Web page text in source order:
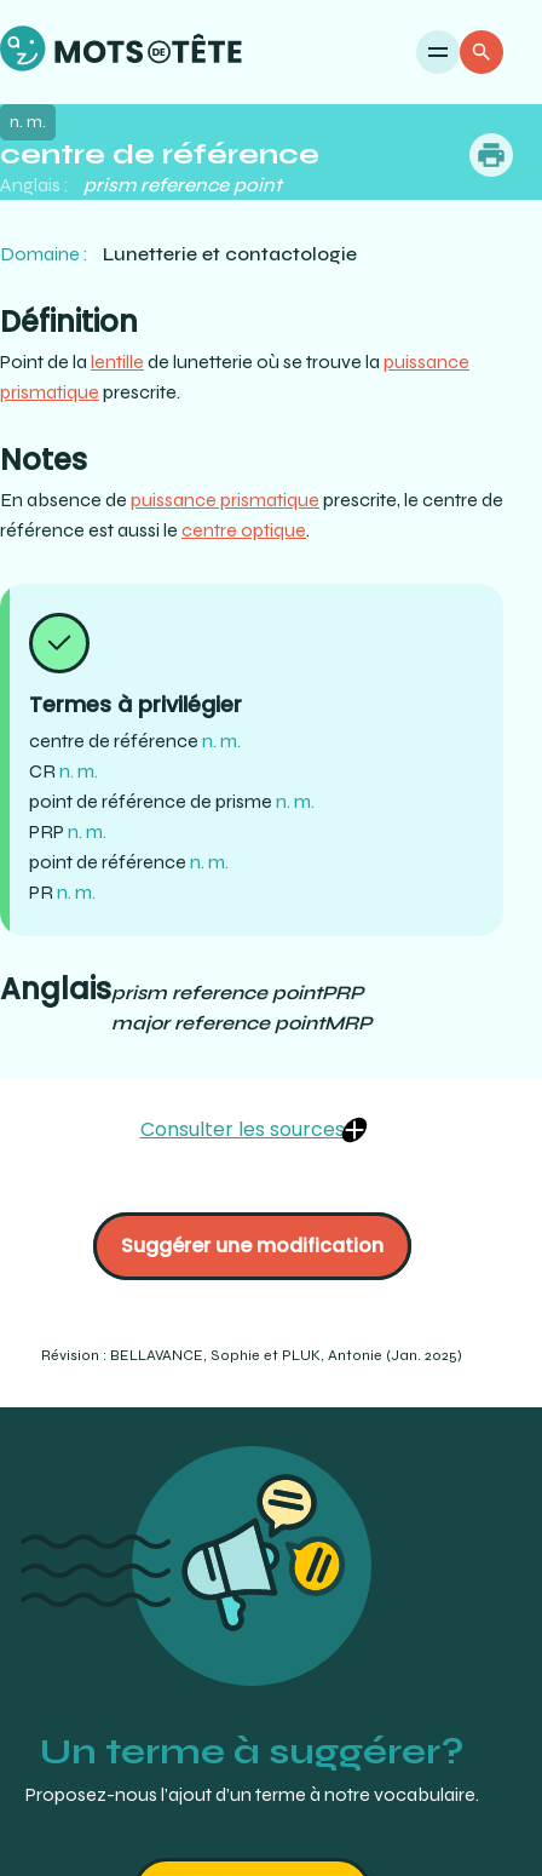
centre de référence
n. m.
Anglais : prism reference point
Domaine : Lunetterie et contactologie
Définition
Point de la lentille de lunetterie où se trouve la puissance
prismatique prescrite.
Notes
En absence de puissance prismatique prescrite, le centre de
référence est aussi le centre optique.
Termes à privilégier
centre de référence n. m.
CR n. m.
point de référence de prisme n. m.
PRP n. m.
point de référence n. m.
PR n. m.
Anglaisprism reference pointPRP
major reference pointMRP
Consulter les sources
Dispensing (3e éd.). Butterworth-Heinemann Elsevier. p.
Hanssens. (2010). Petit Guide d’optique ophtalmique.
Naneix, D. Les prismes : un univers démystifié - Partie 2. :
Means. 20/20. Jobson optical group. :
https://www.2020mag.com/article/drop-it-may-not-
mean-what-you-think-it-means
Suggérer une modification
Révision : BELLAVANCE, Sophie et PLUK, Antonie (Jan. 2025)
Un terme à suggérer?
Proposez-nous l’ajout d’un terme à notre vocabulaire.